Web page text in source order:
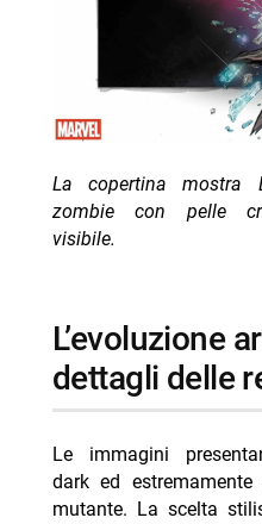
La copertina mostra
zombie con pelle
visibile.
l’evoluzione artistica e i
dettagli delle
Le immagini
dark ed
mutante. La scelta